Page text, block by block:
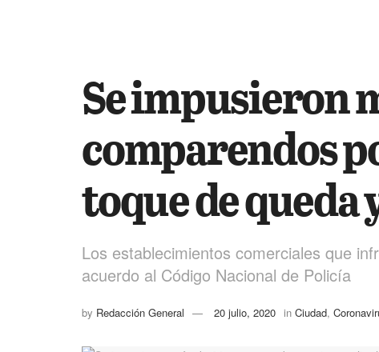
Se impusieron
comparendos
toque de queda
Los establecimientos comerciales que
acuerdo al Código Nacional de Policía
by Redacción General 20 julio, 2020 in Ciudad,